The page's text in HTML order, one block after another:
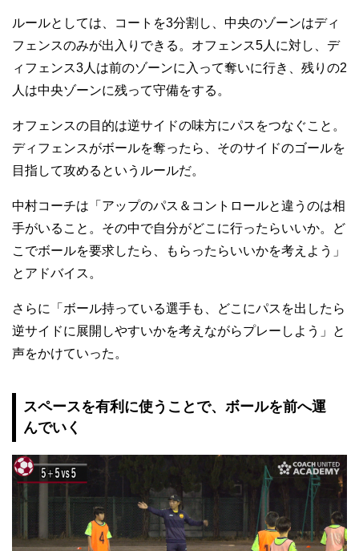
ルールとしては、コートを3分割し、中央のゾーンはディ
フェンスのみが出入りできる。オフェンス5人に対し、デ
ィフェンス3人は前のゾーンに入って奪いに行き、残りの2
人は中央ゾーンに残って守備をする。
オフェンスの目的は逆サイドの味方にパスをつなぐこと。
ディフェンスがボールを奪ったら、そのサイドのゴールを
目指して攻めるというルールだ。
中村コーチは「アップのパス＆コントロールと違うのは相
手がいること。その中で自分がどこに行ったらいいか。ど
こでボールを要求したら、もらったらいいかを考えよう」
とアドバイス。
さらに「ボール持っている選手も、どこにパスを出したら
逆サイドに展開しやすいかを考えながらプレーしよう」と
声をかけていった。
スペースを有利に使うことで、ボールを前へ運
んでいく